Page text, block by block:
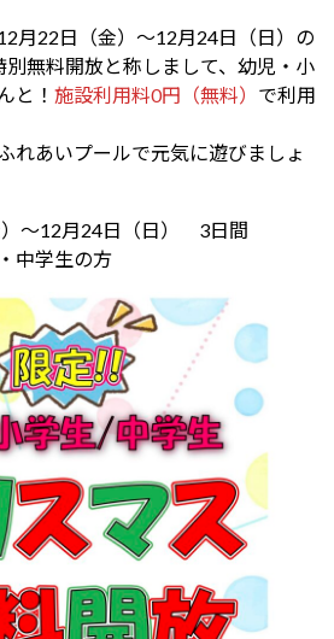
月22日（金）〜12月24日（日）の
無料開放と称しまして、幼児・小
と！ 施設利用料0円（無料） で利用
れあいプールで元気に遊びましょ
）〜12月24日（日） 3日間
中学生の方